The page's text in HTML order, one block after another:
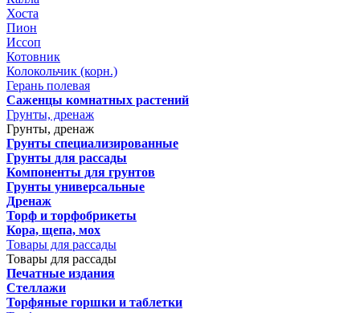
Хоста
Пион
Иссоп
Котовник
Колокольчик (корн.)
Герань полевая
Саженцы комнатных растений
Грунты, дренаж
Грунты, дренаж
Грунты специализированные
Грунты для рассады
Компоненты для грунтов
Грунты универсальные
Дренаж
Торф и торфобрикеты
Кора, щепа, мох
Товары для рассады
Товары для рассады
Печатные издания
Стеллажи
Торфяные горшки и таблетки